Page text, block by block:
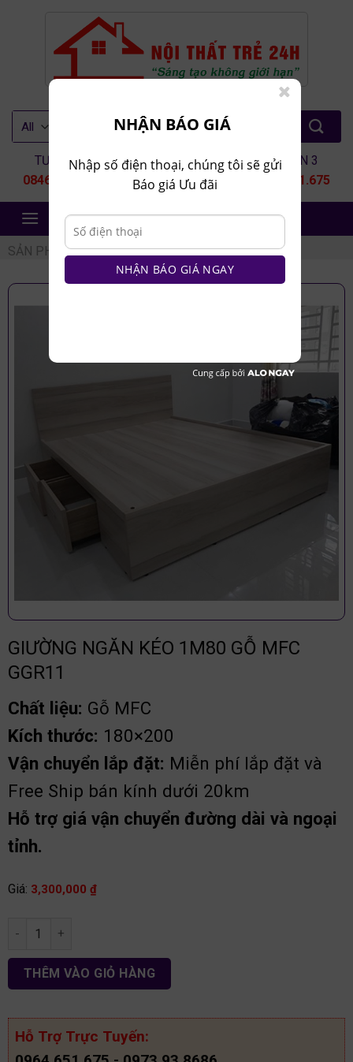
TƯ VẤN 1
0846.80.9999
TƯ VẤN 2
0935.435.286
TƯ VẤN 3
0964.651.675
NỘI THẤT TRẺ 24H
SẢN PHẨM / RAT
GIƯỜNG NGĂN KÉO 1M80 GỖ MFC
GGR11
Chất liệu: Gỗ MFC
Kích thước: 180×200
Vận chuyển lắp đặt: Miễn phí lắp đặt và
Free Ship bán kính dưới 20km
Hỗ trợ giá vận chuyển đường dài và ngoại
tỉnh.
Giá: 3,300,000 ₫
giường ngăn kéo 1m80 gỗ mfc ggr11 số lượng
THÊM VÀO GIỎ HÀNG
Hỗ Trợ Trực Tuyến:
NHẬN BÁO GIÁ
Nhập số điện thoại, chúng tôi sẽ gửi
Báo giá Ưu đãi
NHẬN BÁO GIÁ NGAY